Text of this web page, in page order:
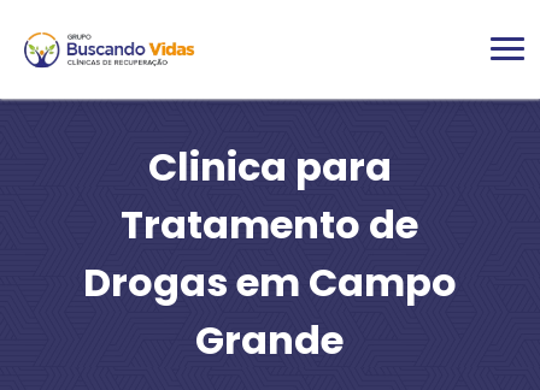
Clinica para
Tratamento de
Drogas em Campo
Grande